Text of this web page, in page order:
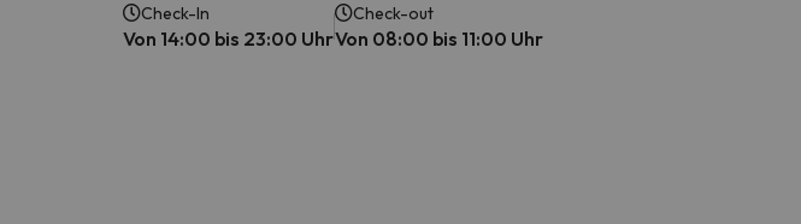
Check-In
Von 14:00 bis 23:00 Uhr
Check-out
Von 08:00 bis 11:00 Uhr